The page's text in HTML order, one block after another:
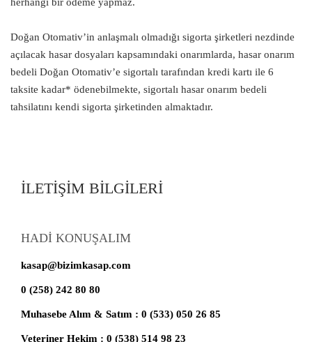
Doğan Otomativ’in anlaşmalı olmadığı sigorta şirketleri nezdinde
açılacak hasar dosyaları kapsamındaki onarımlarda, hasar onarım
bedeli Doğan Otomativ’e sigortalı tarafından kredi kartı ile 6
taksite kadar* ödenebilmekte, sigortalı hasar onarım bedeli
tahsilatını kendi sigorta şirketinden almaktadır.
İLETİŞİM BİLGİLERİ
HADİ KONUŞALIM
kasap@bizimkasap.com
0 (258) 242 80 80
Muhasebe Alım & Satım : 0 (533) 050 26 85
Veteriner Hekim : 0 (538) 514 98 23